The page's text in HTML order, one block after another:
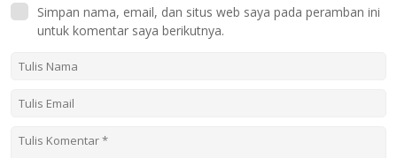
Simpan nama, email, dan situs web saya pada peramban ini
untuk komentar saya berikutnya.